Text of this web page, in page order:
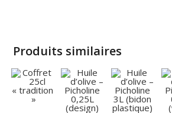
Produits similaires